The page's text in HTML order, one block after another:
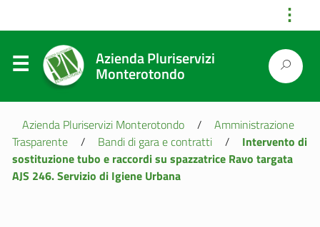
⋮
Azienda Pluriservizi
Monterotondo
Azienda Pluriservizi Monterotondo /
Amministrazione
Trasparente
/ Bandi di gara e contratti /
Intervento di
sostituzione tubo e raccordi su spazzatrice Ravo targata
AJS 246. Servizio di Igiene Urbana